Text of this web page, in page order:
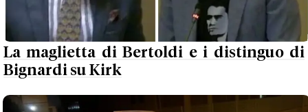
La maglietta di Bertoldi e i distinguo di
Bignardi su Kirk